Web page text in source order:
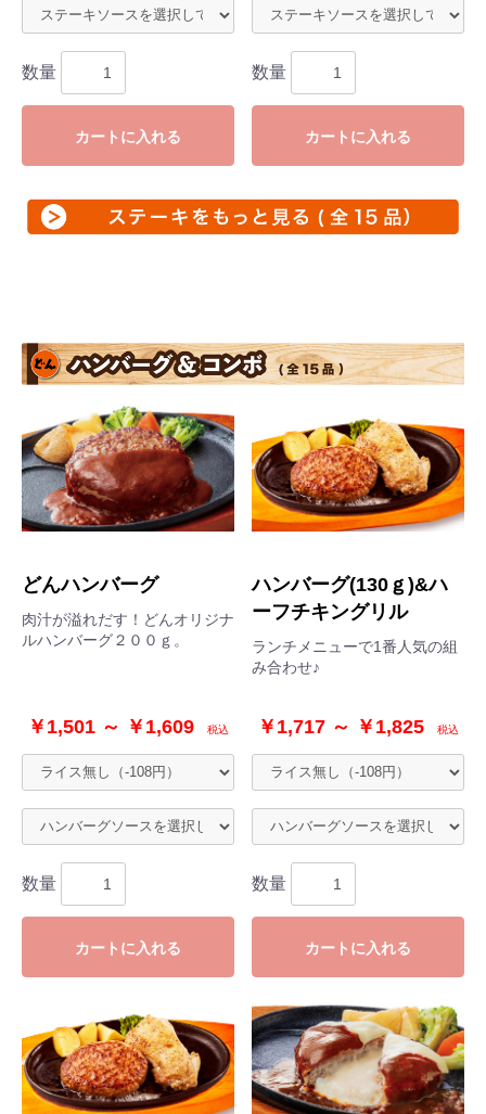
数量
カートに入れる
数量
カートに入れる
どんハンバーグ
肉汁が溢れだす！どんオリジナ
ルハンバーグ２００ｇ。
￥1,501 ～ ￥1,609 税込
数量
カートに入れる
ハンバーグ(130ｇ)&ハ
ーフチキングリル
ランチメニューで1番人気の組
み合わせ♪
￥1,717 ～ ￥1,825 税込
数量
カートに入れる